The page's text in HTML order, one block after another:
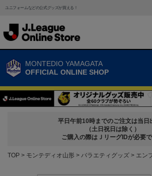
ユニフォームなどの公式グッズが買える！
MONTEDIO YAMAGATA
OFFICIAL ONLINE SHOP
平日午前10時までのご注文は当日
（土日祝日は除く）
ご購入の際はＪリーグIDが必要で
TOP モンテディオ山形 バラエティグッズ エン